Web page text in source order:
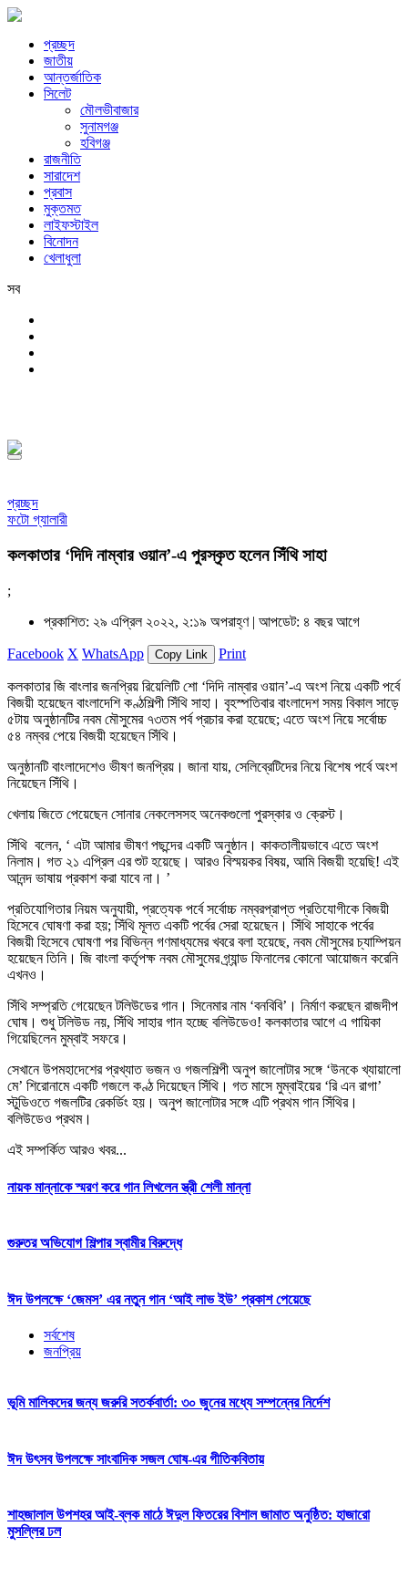
প্রচ্ছদ
জাতীয়
আন্তর্জাতিক
সিলেট
মৌলভীবাজার
সুনামগঞ্জ
হবিগঞ্জ
রাজনীতি
সারাদেশ
প্রবাস
মুক্তমত
লাইফস্টাইল
বিনোদন
খেলাধুলা
সব
প্রচ্ছদ
ফটো গ্যালারী
কলকাতার ‘দিদি নাম্বার ওয়ান’-এ পুরস্কৃত হলেন সিঁথি সাহা
;
প্রকাশিত: ২৯ এপ্রিল ২০২২, ২:১৯ অপরাহ্ণ | আপডেট: ৪ বছর আগে
Facebook X WhatsApp Copy Link Print
কলকাতার জি বাংলার জনপ্রিয় রিয়েলিটি শো ‘দিদি নাম্বার ওয়ান’-এ অংশ নিয়ে একটি পর্বে
বিজয়ী হয়েছেন বাংলাদেশি কণ্ঠশিল্পী সিঁথি সাহা। বৃহস্পতিবার বাংলাদেশ সময় বিকাল সাড়ে
৫টায় অনুষ্ঠানটির নবম মৌসুমের ৭৩তম পর্ব প্রচার করা হয়েছে; এতে অংশ নিয়ে সর্বোচ্চ
৫৪ নম্বর পেয়ে বিজয়ী হয়েছেন সিঁথি।
অনুষ্ঠানটি বাংলাদেশেও ভীষণ জনপ্রিয়। জানা যায়, সেলিব্রেটিদের নিয়ে বিশেষ পর্বে অংশ
নিয়েছেন সিঁথি।
খেলায় জিতে পেয়েছেন সোনার নেকলেসসহ অনেকগুলো পুরস্কার ও ক্রেস্ট।
সিঁথি বলেন, ‘ এটা আমার ভীষণ পছন্দের একটি অনুষ্ঠান। কাকতালীয়ভাবে এতে অংশ
নিলাম। গত ২১ এপ্রিল এর শুট হয়েছে। আরও বিস্ময়কর বিষয়, আমি বিজয়ী হয়েছি! এই
আনন্দ ভাষায় প্রকাশ করা যাবে না। ’
প্রতিযোগিতার নিয়ম অনুযায়ী, প্রত্যেক পর্বে সর্বোচ্চ নম্বরপ্রাপ্ত প্রতিযোগীকে বিজয়ী
হিসেবে ঘোষণা করা হয়; সিঁথি মূলত একটি পর্বের সেরা হয়েছেন। সিঁথি সাহাকে পর্বের
বিজয়ী হিসেবে ঘোষণা পর বিভিন্ন গণমাধ্যমের খবরে বলা হয়েছে, নবম মৌসুমের চ্যাম্পিয়ন
হয়েছেন তিনি। জি বাংলা কর্তৃপক্ষ নবম মৌসুমের গ্র্যান্ড ফিনালের কোনো আয়োজন করেনি
এখনও।
সিঁথি সম্প্রতি গেয়েছেন টলিউডের গান। সিনেমার নাম ‘বনবিবি’। নির্মাণ করছেন রাজদীপ
ঘোষ। শুধু টলিউড নয়, সিঁথি সাহার গান হচ্ছে বলিউডেও! কলকাতার আগে এ গায়িকা
গিয়েছিলেন মুম্বাই সফরে।
সেখানে উপমহাদেশের প্রখ্যাত ভজন ও গজলশিল্পী অনুপ জালোটার সঙ্গে ‘উনকে খ্যায়ালো
মে’ শিরোনামে একটি গজলে কণ্ঠ দিয়েছেন সিঁথি। গত মাসে মুম্বাইয়ের ‘রি এন রাগা’
স্টুডিওতে গজলটির রেকর্ডিং হয়। অনুপ জালোটার সঙ্গে এটি প্রথম গান সিঁথির।
বলিউডেও প্রথম।
এই সম্পর্কিত আরও খবর...
নায়ক মান্নাকে স্মরণ করে গান লিখলেন স্ত্রী শেলী মান্না
গুরুতর অভিযোগ শিল্পার স্বামীর বিরুদ্ধে
ঈদ উপলক্ষে ‘জেমস’ এর নতুন গান ‘আই লাভ ইউ’ প্রকাশ পেয়েছে
সর্বশেষ
জনপ্রিয়
ভূমি মালিকদের জন্য জরুরি সতর্কবার্তা: ৩০ জুনের মধ্যে সম্পন্নের নির্দেশ
ঈদ উৎসব উপলক্ষে সাংবাদিক সজল ঘোষ-এর গীতিকবিতায়
শাহজালাল উপশহর আই-ব্লক মাঠে ঈদুল ফিতরের বিশাল জামাত অনুষ্ঠিত: হাজারো
মুসল্লির ঢল